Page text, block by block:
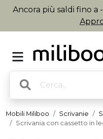
Ancora più saldi fino a
Mobili Miliboo Scrivanie
Scrivania con cassetto in